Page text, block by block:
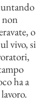
non
o
vivo, si
ha a